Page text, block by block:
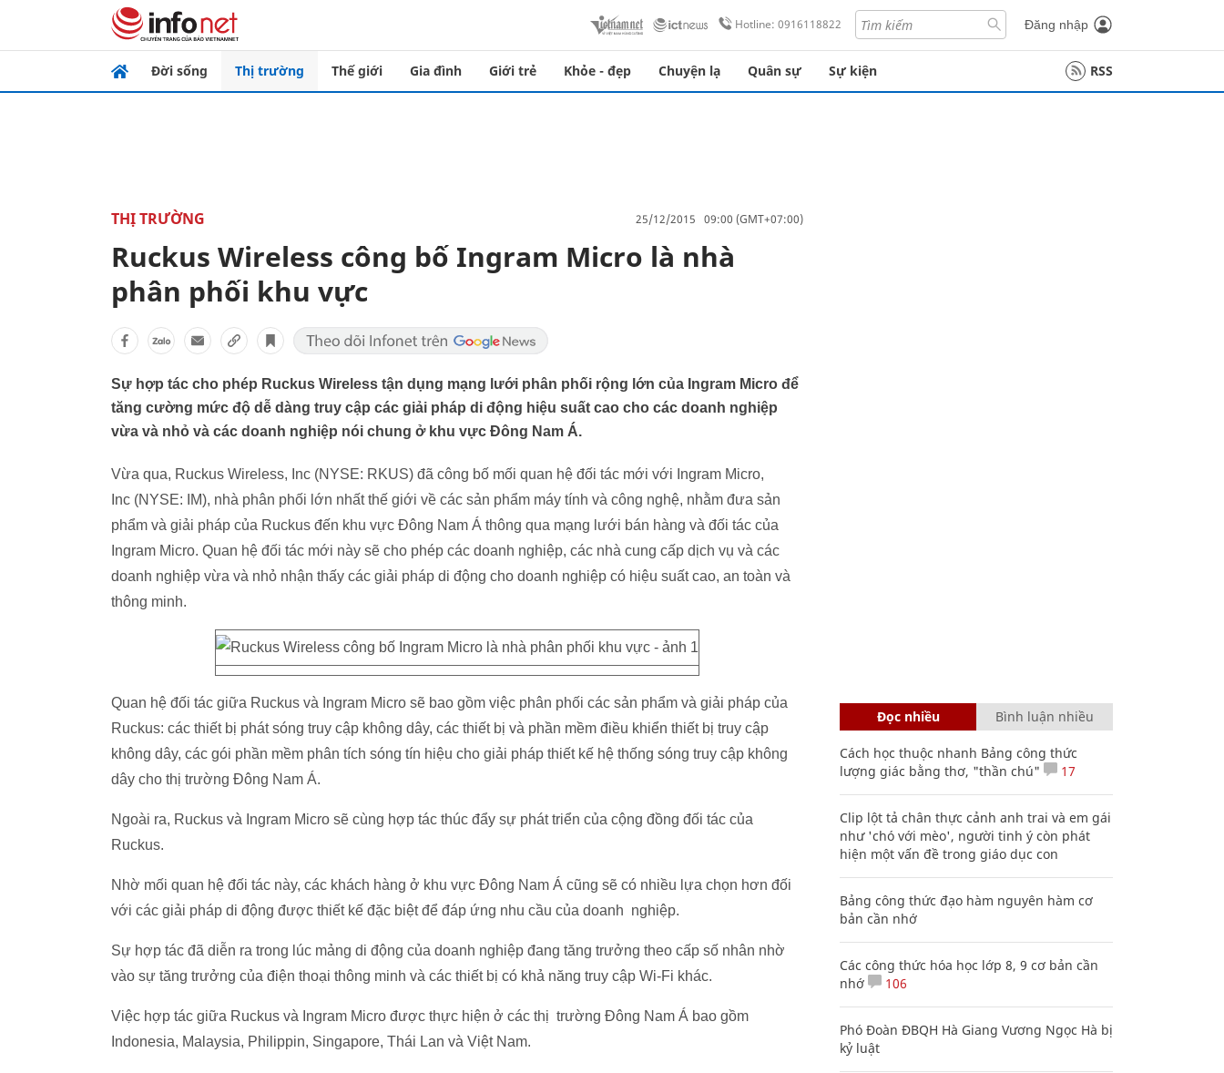
Hotline: 0916118822 Đăng nhập
Đời sống Thị trường Thế giới Gia đình Giới trẻ Khỏe - đẹp Chuyện lạ Quân sự Sự kiện RSS
THỊ TRƯỜNG 25/12/2015 09:00 (GMT+07:00)
Ruckus Wireless công bố Ingram Micro là nhà
phân phối khu vực
Sự hợp tác cho phép Ruckus Wireless tận dụng mạng lưới phân phối rộng lớn của Ingram Micro để
tăng cường mức độ dễ dàng truy cập các giải pháp di động hiệu suất cao cho các doanh nghiệp
vừa và nhỏ và các doanh nghiệp nói chung ở khu vực Đông Nam Á.
Vừa qua, Ruckus Wireless, Inc (NYSE: RKUS) đã công bố mối quan hệ đối tác mới với Ingram Micro,
Inc (NYSE: IM), nhà phân phối lớn nhất thế giới về các sản phẩm máy tính và công nghệ, nhằm đưa sản
phẩm và giải pháp của Ruckus đến khu vực Đông Nam Á thông qua mạng lưới bán hàng và đối tác của
Ingram Micro. Quan hệ đối tác mới này sẽ cho phép các doanh nghiệp, các nhà cung cấp dịch vụ và các
doanh nghiệp vừa và nhỏ nhận thấy các giải pháp di động cho doanh nghiệp có hiệu suất cao, an toàn và
thông minh.
Quan hệ đối tác giữa Ruckus và Ingram Micro sẽ bao gồm việc phân phối các sản phẩm và giải pháp của
Ruckus: các thiết bị phát sóng truy cập không dây, các thiết bị và phần mềm điều khiển thiết bị truy cập
không dây, các gói phần mềm phân tích sóng tín hiệu cho giải pháp thiết kế hệ thống sóng truy cập không
dây cho thị trường Đông Nam Á.
Ngoài ra, Ruckus và Ingram Micro sẽ cùng hợp tác thúc đẩy sự phát triển của cộng đồng đối tác của
Ruckus.
Nhờ mối quan hệ đối tác này, các khách hàng ở khu vực Đông Nam Á cũng sẽ có nhiều lựa chọn hơn đối
với các giải pháp di động được thiết kế đặc biệt để đáp ứng nhu cầu của doanh nghiệp.
Sự hợp tác đã diễn ra trong lúc mảng di động của doanh nghiệp đang tăng trưởng theo cấp số nhân nhờ
vào sự tăng trưởng của điện thoại thông minh và các thiết bị có khả năng truy cập Wi-Fi khác.
Việc hợp tác giữa Ruckus và Ingram Micro được thực hiện ở các thị trường Đông Nam Á bao gồm
Indonesia, Malaysia, Philippin, Singapore, Thái Lan và Việt Nam.
Đọc nhiều Bình luận nhiều
Cách học thuộc nhanh Bảng công thức
lượng giác bằng thơ, "thần chú"
17
Clip lột tả chân thực cảnh anh trai và em gái
như 'chó với mèo', người tinh ý còn phát
hiện một vấn đề trong giáo dục con
Bảng công thức đạo hàm nguyên hàm cơ
bản cần nhớ
Các công thức hóa học lớp 8, 9 cơ bản cần
nhớ
106
Phó Đoàn ĐBQH Hà Giang Vương Ngọc Hà bị
kỷ luật